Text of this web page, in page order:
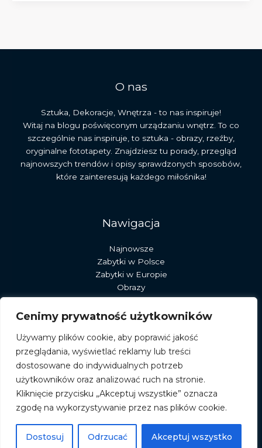
Cenimy prywatność użytkowników
Używamy plików cookie, aby poprawić jakość
przeglądania, wyświetlać reklamy lub treści
dostosowane do indywidualnych potrzeb
użytkowników oraz analizować ruch na stronie.
Kliknięcie przycisku „Akceptuj wszystkie” oznacza
zgodę na wykorzystywanie przez nas plików cookie.
Dostosuj Odrzucać Akceptuj wszystko
O nas
Sztuka, Dekoracje, Wnętrza - to nas inspiruje!
Witaj na blogu poświęconym urządzaniu wnętrz. To co
szczególnie nas inspiruje, to sztuka - obrazy, rzeźby,
oryginalne fototapety. Znajdziesz tu porady, przegląd
najnowszych trendów i opisy sprawdzonych sposobów,
które zainteresują każdego miłośnika!
Nawigacja
Najnowsze
Zabytki w Polsce
Zabytki w Europie
Obrazy
Rzeźby
Dekoracje
Pracownia stary młyn
© 2026 albumromanski.pl
Powered by albumromanski.pl